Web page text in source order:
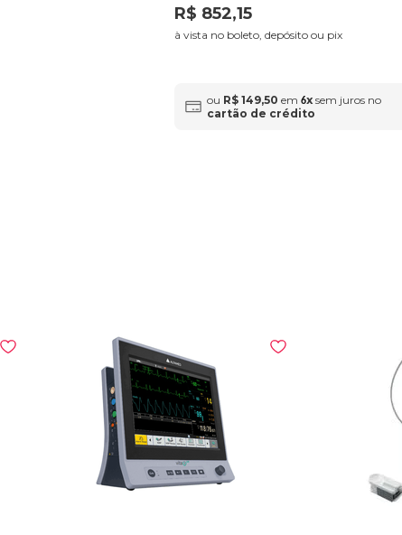
R$ 852,15
à vista no boleto, depósito ou pix
ou R$ 149,50 em 6x sem juros no
cartão de crédito